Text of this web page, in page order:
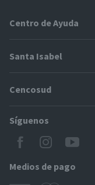
Centro de Ayuda
Problemas con tu pedido
Cómo modificar mis datos
Modos de entrega y
Locales Santa Isabel
Servicio al cliente
Santa Isabel
Proveedores
CyberDay
BlackFriday
Cencosud
Paris
Jumbo
Easy
Síguenos
Medios de pago